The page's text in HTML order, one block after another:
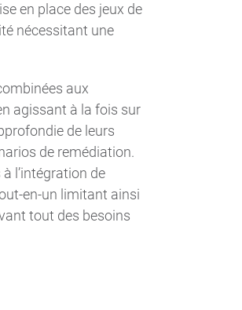
en place des jeux de
nécessitant une
aux
agissant à la fois sur
de leurs
de remédiation.
l’intégration de
en-un limitant ainsi
tout des besoins